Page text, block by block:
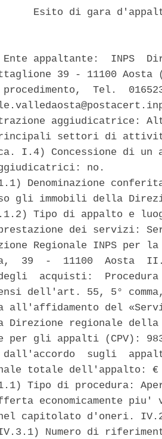
Esito di gara
appaltante:  INPS
39 - 11100
Tel.
aggiudicatrice:
settori di
I.4) Concessione di
no.
Denominazione
gli immobili della
Tipo di appalto e
dei servizi:
Regionale INPS per
39  -  11100  Aosta
acquisti:
dell'art. 55, 5°
all'affidamento del
Direzione regionale
per gli appalti (CPV):
sugli
totale dell'appalto: €
Tipo di procedura:
economicamente
capitolato d'oneri.
Numero di